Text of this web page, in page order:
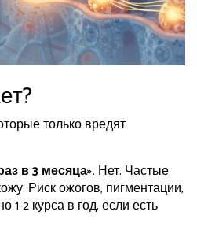
только вредят
в 3 месяца». Нет. Частые
Риск ожогов, пигментации,
1-2 курса в год, если есть